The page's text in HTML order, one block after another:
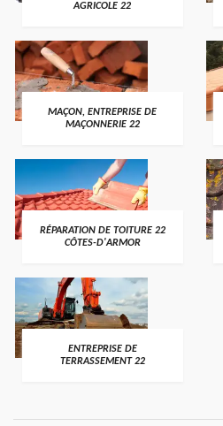
AGRICOLE 22
MAÇON, ENTREPRISE DE
MAÇONNERIE 22
RÉPARATION DE TOITURE 22
CÔTES-D'ARMOR
ENTREPRISE DE
TERRASSEMENT 22